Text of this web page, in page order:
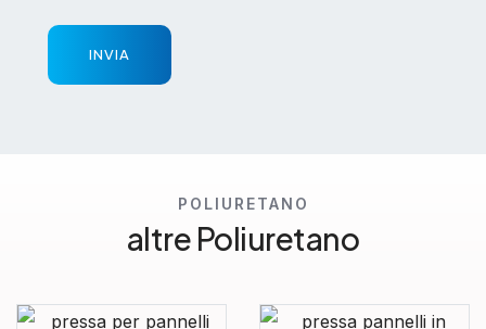
INVIA
POLIURETANO
altre Poliuretano